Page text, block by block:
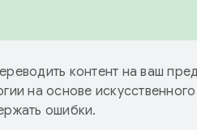
контент на ваш
на основе
ошибки.